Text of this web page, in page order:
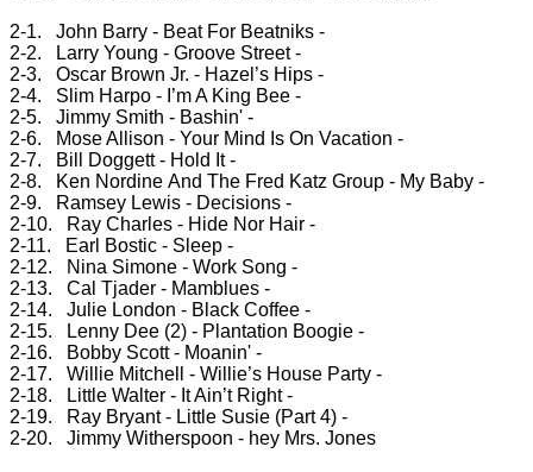
2-1. John Barry - Beat For Beatniks -
2-2. Larry Young - Groove Street -
2-3. Oscar Brown Jr. - Hazel’s Hips -
2-4. Slim Harpo - I’m A King Bee -
2-5. Jimmy Smith - Bashin' -
2-6. Mose Allison - Your Mind Is On Vacation -
2-7. Bill Doggett - Hold It -
2-8. Ken Nordine And The Fred Katz Group - My Baby -
2-9. Ramsey Lewis - Decisions -
2-10. Ray Charles - Hide Nor Hair -
2-11. Earl Bostic - Sleep -
2-12. Nina Simone - Work Song -
2-13. Cal Tjader - Mamblues -
2-14. Julie London - Black Coffee -
2-15. Lenny Dee (2) - Plantation Boogie -
2-16. Bobby Scott - Moanin' -
2-17. Willie Mitchell - Willie’s House Party -
2-18. Little Walter - It Ain’t Right -
2-19. Ray Bryant - Little Susie (Part 4) -
2-20. Jimmy Witherspoon - hey Mrs. Jones